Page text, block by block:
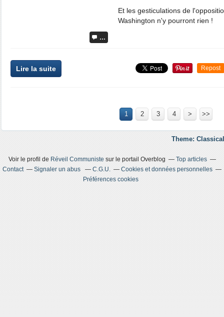
…
Et les gesticulations de
Washington n'y pourront rien !
Lire la suite Repost
1 2 3 4 > >>
Theme:
Voir le profil de Réveil Communistesur le portail Overblog
Top articles
Contact
Signaler un abus C.G.U.
Cookies et données personnelles
Préférences cookies